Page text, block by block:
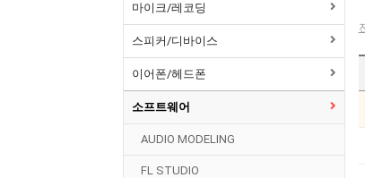
마이크/레코딩
스피커/디바이스
이어폰/헤드폰
소프트웨어
AUDIO MODELING
FL STUDIO